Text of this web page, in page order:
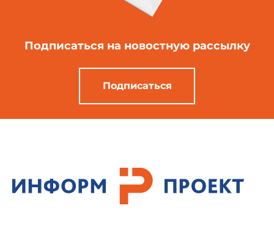
Подписаться на новостную рассылку
Подписаться